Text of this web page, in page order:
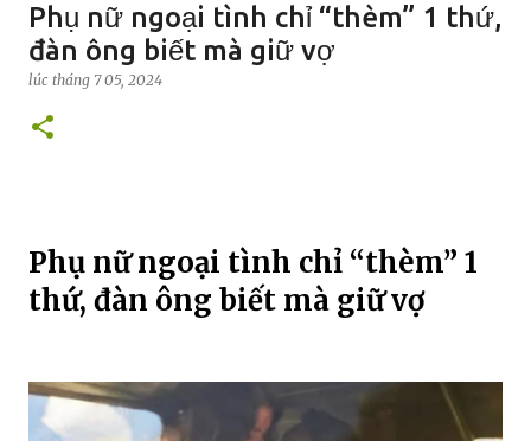
Phụ nữ ngoại tình chỉ “thèm” 1 thứ,
đàn ông biết mà giữ vợ
lúc tháng 7 05, 2024
Phụ nữ ngoại tình chỉ “thèm” 1
thứ, đàn ông biết mà giữ vợ